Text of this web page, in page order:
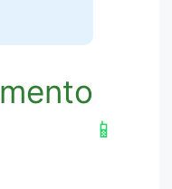
📱